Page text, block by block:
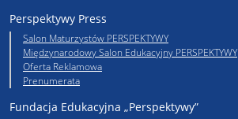
Perspektywy Press
Salon Maturzystów PERSPEKTYWY
Międzynarodowy Salon Edukacyjny PERSPEKTYWY
Oferta Reklamowa
Prenumerata
Fundacja Edukacyjna „Perspektywy”